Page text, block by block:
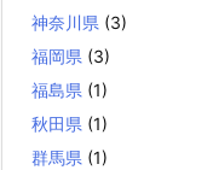
神奈川県 (3)
福岡県 (3)
福島県 (1)
秋田県 (1)
群馬県 (1)